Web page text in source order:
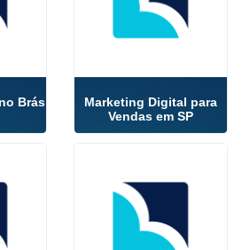
Brás
Marketing Digital para
Vendas em SP